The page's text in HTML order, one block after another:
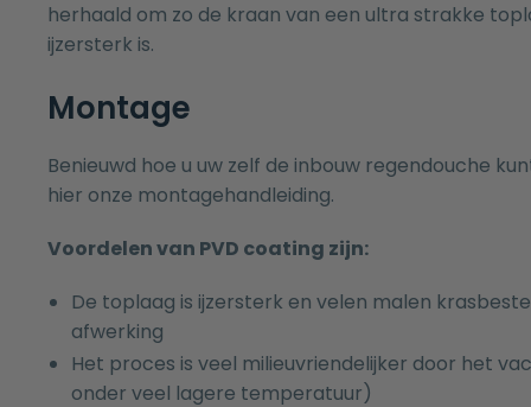
herhaald om zo de kraan van een ultra strakke
ijzersterk is.
Montage
Benieuwd hoe u uw zelf de inbouw regendouche
hier onze montagehandleiding.
Voordelen van PVD coating zijn:
De toplaag is ijzersterk en velen malen
afwerking
Het proces is veel milieuvriendelijker door het
onder veel lagere temperatuur)